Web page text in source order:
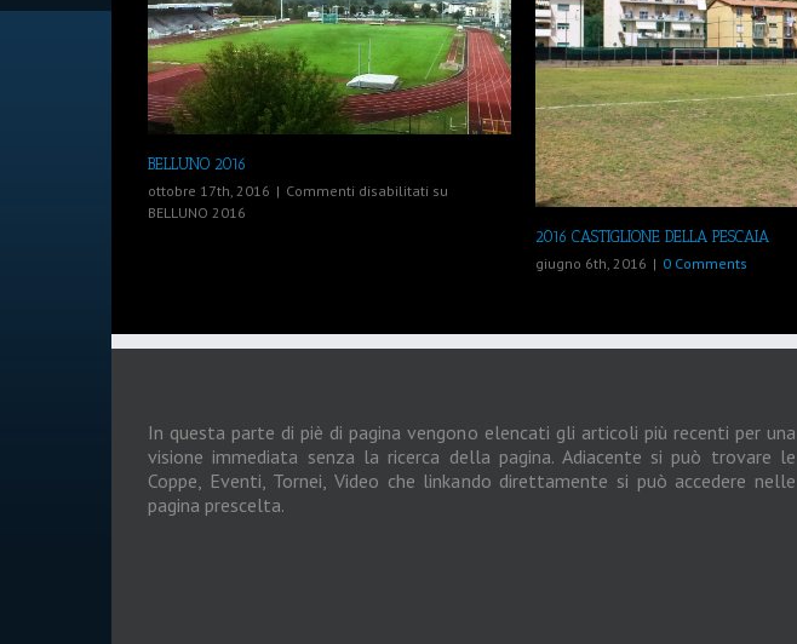
BELLUNO 2016
ottobre 17th, 2016 | Commenti disabilitati su
BELLUNO 2016
2016 CASTIGLIONE DELLA PESCAIA
giugno 6th, 2016 | 0 Comments
In questa parte di piè di pagina vengono elencati gli articoli più recenti per una
visione immediata senza la ricerca della pagina. Adiacente si può trovare le
Coppe, Eventi, Tornei, Video che linkando direttamente si può accedere nelle
pagina prescelta.